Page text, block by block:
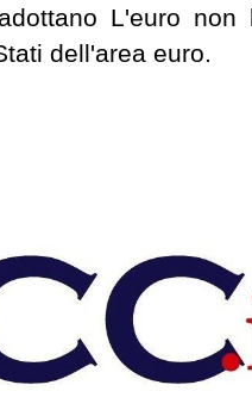
L'euro non
dell'area euro.